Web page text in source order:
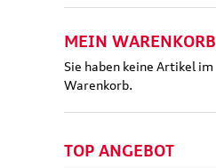
MEIN WARENKORB
Sie haben keine Artikel im
Warenkorb.
TOP ANGEBOT